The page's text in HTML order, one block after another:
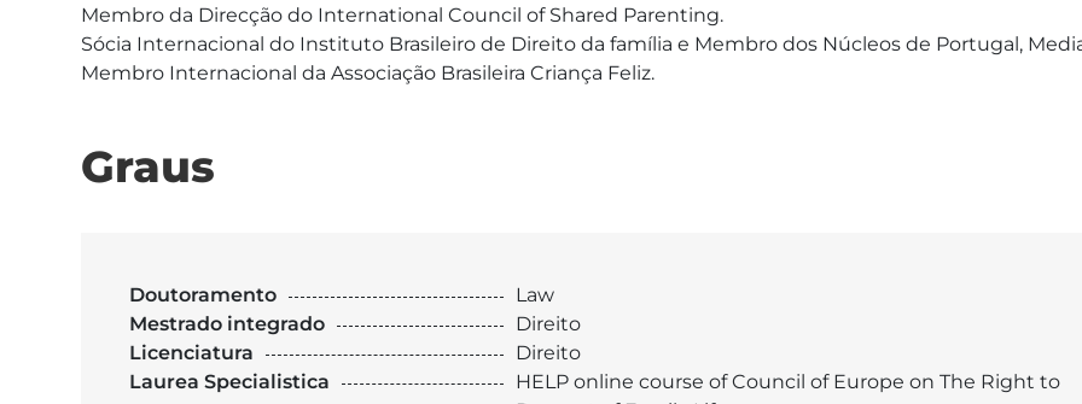
Membro da Direcção do International Council of Shared Parenting.
Sócia Internacional do Instituto Brasileiro de Direito da família e Membro dos Núcleos de Portugal,
Graus
Doutoramento
Law
Mestrado integrado
Direito
Licenciatura
Direito
Laurea Specialistica
HELP online course of Council of Europe on The Right to